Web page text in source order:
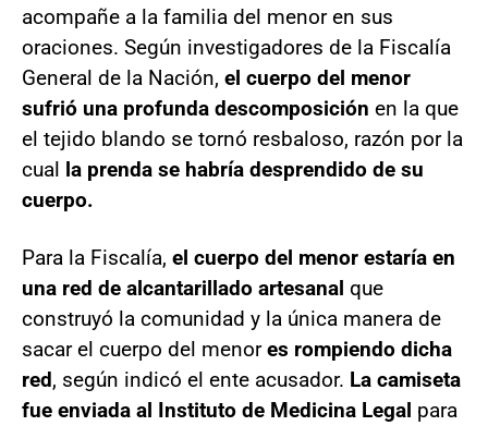
acompañe a la familia del menor en sus
oraciones. Según investigadores de la Fiscalía
General de la Nación, el cuerpo del menor
sufrió una profunda descomposición en la que
el tejido blando se tornó resbaloso, razón por la
cual la prenda se habría desprendido de su
cuerpo.
Para la Fiscalía, el cuerpo del menor estaría en
una red de alcantarillado artesanal que
construyó la comunidad y la única manera de
sacar el cuerpo del menores rompiendo dicha
red, según indicó el ente acusador. La camiseta
fue enviada al Instituto de Medicina Legal para